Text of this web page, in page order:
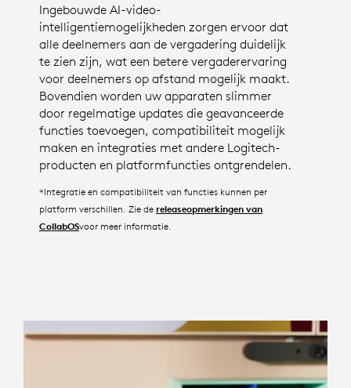
Ingebouwde AI-video-
intelligentiemogelijkheden zorgen ervoor dat
alle deelnemers aan de vergadering duidelijk
te zien zijn, wat een betere vergaderervaring
voor deelnemers op afstand mogelijk maakt.
Bovendien worden uw apparaten slimmer
door regelmatige updates die geavanceerde
functies toevoegen, compatibiliteit mogelijk
maken en integraties met andere Logitech-
producten en platformfuncties ontgrendelen.
*Integratie en compatibiliteit van functies kunnen per
platform verschillen. Zie de releaseopmerkingen van
CollabOSvoor meer informatie.